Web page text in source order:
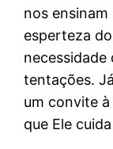
nos
esperteza
necessidade
tentações.
um convite
que Ele